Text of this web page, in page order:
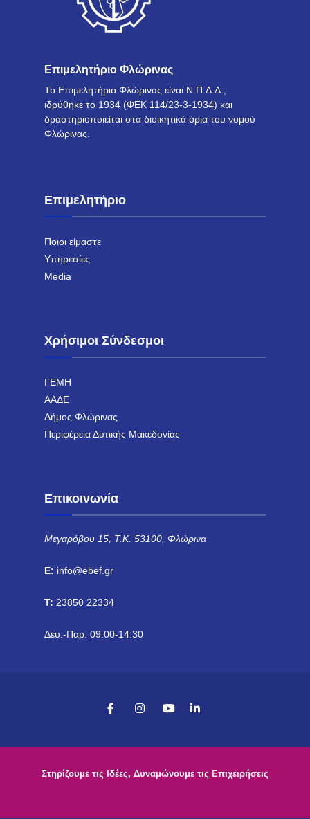
Επιμελητήριο Φλώρινας
Το Επιμελητήριο Φλώρινας είναι Ν.Π.Δ.Δ.,
ιδρύθηκε το 1934 (ΦΕΚ 114/23-3-1934) και
δραστηριοποιείται στα διοικητικά όρια του νομού
Φλώρινας.
Επιμελητήριο
Ποιοι είμαστε
Υπηρεσίες
Media
Χρήσιμοι Σύνδεσμοι
ΓΕΜΗ
ΑΑΔΕ
Δήμος Φλώρινας
Περιφέρεια Δυτικής Μακεδονίας
Επικοινωνία
Μεγαρόβου 15, Τ.Κ. 53100, Φλώρινα
E: info@ebef.gr
T: 23850 22334
Δευ.-Παρ. 09:00-14:30
Στηρίζουμε τις Ιδέες, Δυναμώνουμε τις Επιχειρήσεις